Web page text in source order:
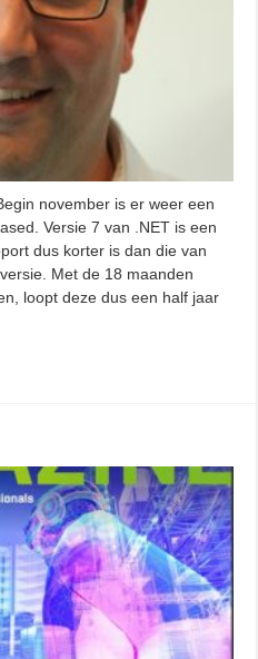
november is er weer een
Versie 7 van .NET is een
dus korter is dan die van
Met de 18 maanden
loopt deze dus een half jaar